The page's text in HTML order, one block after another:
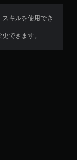
キルを使用でき
できます。